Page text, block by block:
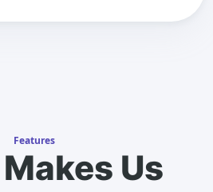
Features
Us